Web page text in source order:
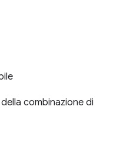
combinazione di